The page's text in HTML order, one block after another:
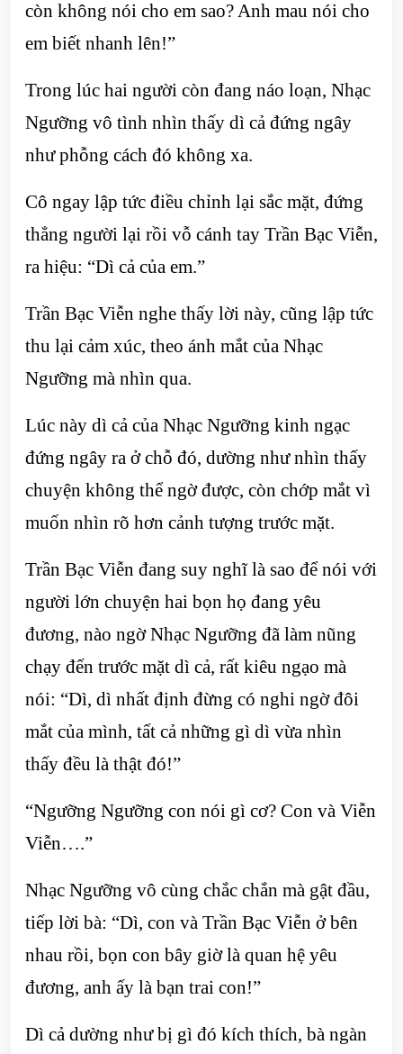
còn không nói cho em sao? Anh mau nói cho
em biết nhanh lên!”
Trong lúc hai người còn đang náo loạn, Nhạc
Ngưỡng vô tình nhìn thấy dì cả đứng ngây
như phỗng cách đó không xa.
Cô ngay lập tức điều chỉnh lại sắc mặt, đứng
thẳng người lại rồi vỗ cánh tay Trần Bạc Viễn,
ra hiệu: “Dì cả của em.”
Trần Bạc Viễn nghe thấy lời này, cũng lập tức
thu lại cảm xúc, theo ánh mắt của Nhạc
Ngưỡng mà nhìn qua.
Lúc này dì cả của Nhạc Ngưỡng kinh ngạc
đứng ngây ra ở chỗ đó, dường như nhìn thấy
chuyện không thể ngờ được, còn chớp mắt vì
muốn nhìn rõ hơn cảnh tượng trước mặt.
Trần Bạc Viễn đang suy nghĩ là sao để nói với
người lớn chuyện hai bọn họ đang yêu
đương, nào ngờ Nhạc Ngưỡng đã làm nũng
chạy đến trước mặt dì cả, rất kiêu ngạo mà
nói: “Dì, dì nhất định đừng có nghi ngờ đôi
mắt của mình, tất cả những gì dì vừa nhìn
thấy đều là thật đó!”
“Ngưỡng Ngưỡng con nói gì cơ? Con và Viễn
Viễn….”
Nhạc Ngưỡng vô cùng chắc chắn mà gật đầu,
tiếp lời bà: “Dì, con và Trần Bạc Viễn ở bên
nhau rồi, bọn con bây giờ là quan hệ yêu
đương, anh ấy là bạn trai con!”
Dì cả dường như bị gì đó kích thích, bà ngàn